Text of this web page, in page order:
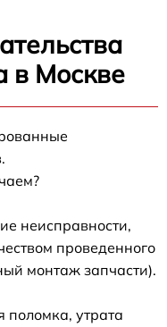
в Москве
неисправности,
проведенного
монтаж запчасти).
утрата